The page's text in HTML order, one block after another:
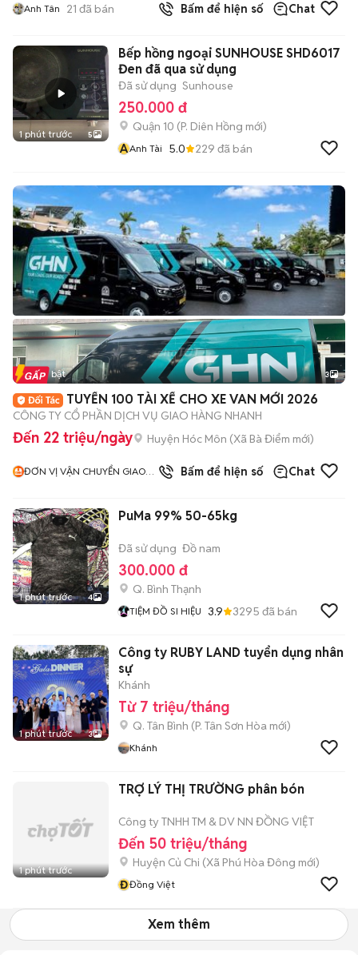
Anh Tân 21 đã bán Bấm để hiện số Chat
1 phút trước 5
Bếp hồng ngoại SUNHOUSE SHD6017
Đen đã qua sử dụng
Đã sử dụng Sunhouse
250.000 đ
Quận 10 (P. Diên Hồng mới)
AAnh Tài 5.0 229 đã bán
Tin nổi bật 3
TUYỂN 100 TÀI XẾ CHO XE VAN MỚI 2026
CÔNG TY CỔ PHẦN DỊCH VỤ GIAO HÀNG NHANH
Đến 22 triệu/ngày Huyện Hóc Môn (Xã Bà Điểm mới)
ĐƠN VỊ VẬN CHUYỂN GIAO
Bấm để hiện số Chat
1 phút trước 4
PuMa 99% 50-65kg
Đã sử dụng Đồ nam
300.000 đ
Q. Bình Thạnh
TIỆM ĐỒ SI HIỆU 3.9 3295 đã bán
1 phút trước 3
Công ty RUBY LAND tuyển dụng nhân
sự
Khánh
Từ 7 triệu/tháng
Q. Tân Bình (P. Tân Sơn Hòa mới)
Khánh
1 phút trước
TRỢ LÝ THỊ TRƯỜNG phân bón
Công ty TNHH TM & DV NN ĐỒNG VIỆT
Đến 50 triệu/tháng
Huyện Củ Chi (Xã Phú Hòa Đông mới)
ĐĐồng Việt
Xem thêm